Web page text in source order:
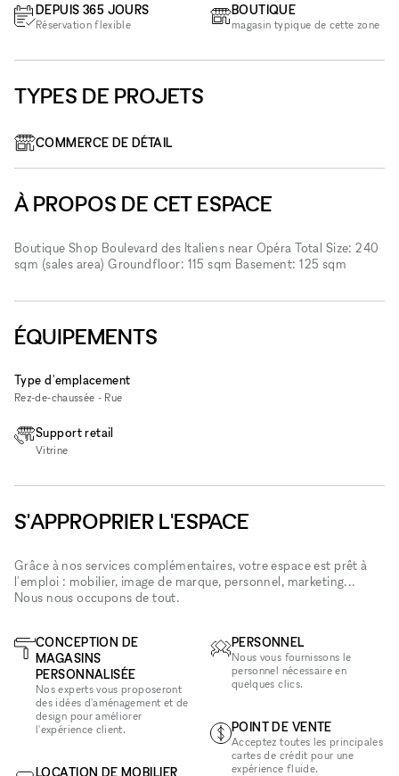
DEPUIS 365 JOURS
Réservation flexible
BOUTIQUE
magasin typique de cette zone
TYPES DE PROJETS
COMMERCE DE DÉTAIL
À PROPOS DE CET ESPACE
Boutique Shop Boulevard des Italiens near Opéra Total Size: 240
sqm (sales area) Groundfloor: 115 sqm Basement: 125 sqm
ÉQUIPEMENTS
Type d'emplacement
Rez-de-chaussée - Rue
Support retail
Vitrine
S'APPROPRIER L'ESPACE
Grâce à nos services complémentaires, votre espace est prêt à
l'emploi : mobilier, image de marque, personnel, marketing...
Nous nous occupons de tout.
CONCEPTION DE
MAGASINS
PERSONNALISÉE
Nos experts vous proposeront
des idées d'aménagement et de
design pour améliorer
l'expérience client.
LOCATION DE MOBILIER
PERSONNEL
Nous vous fournissons le
personnel nécessaire en
quelques clics.
POINT DE VENTE
Acceptez toutes les principales
cartes de crédit pour une
expérience fluide.